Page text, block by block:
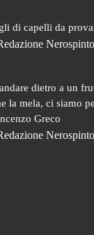
di capelli da
Nerospinto
dietro a un
la mela, ci siamo
Greco
Nerospinto